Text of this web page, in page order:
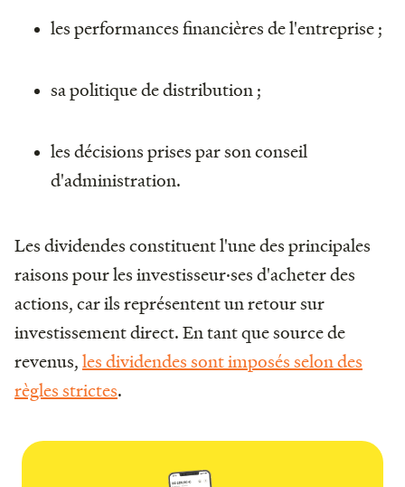
les performances financières de l'entreprise ;
sa politique de distribution ;
les décisions prises par son conseil
d'administration.
Les dividendes constituent l'une des principales
raisons pour les investisseur·ses d'acheter des
actions, car ils représentent un retour sur
investissement direct. En tant que source de
revenus,les dividendes sont imposés selon des
règles strictes.